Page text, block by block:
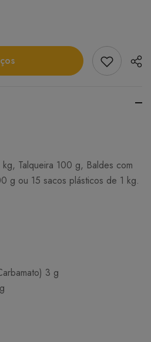
Add
Talqueira 100 g, Baldes com
g ou 15 sacos plásticos de 1 kg.
3 g